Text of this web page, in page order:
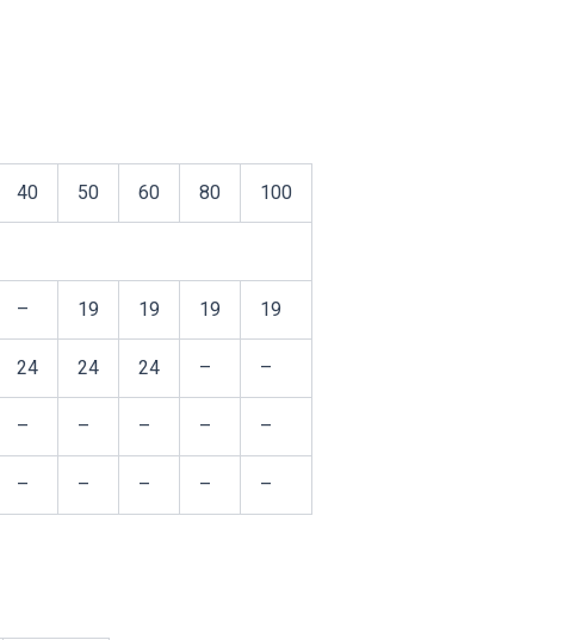
40 50 60 80 100
– 19 19 19 19
24 24 24 – –
– – – – –
– – – – –